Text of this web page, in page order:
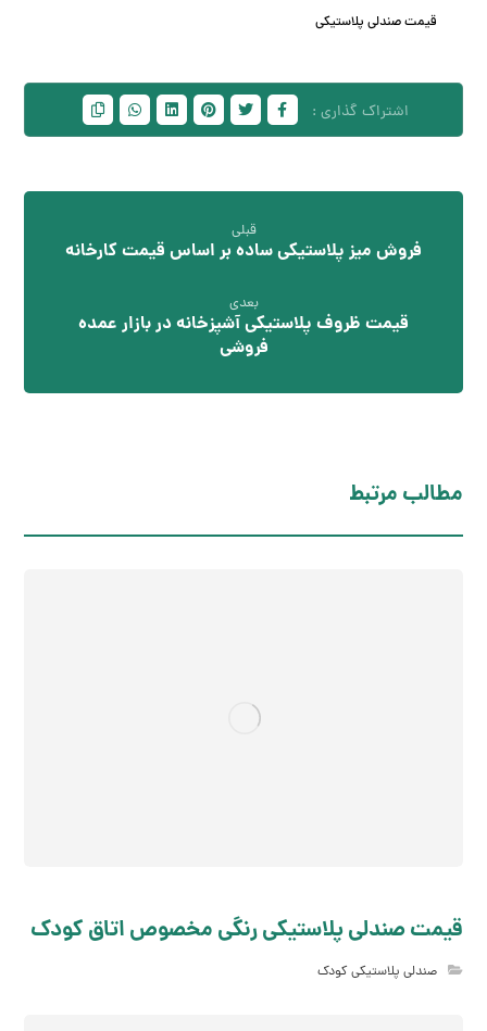
قیمت صندلی پلاستیکی
قبلی
فروش میز پلاستیکی ساده بر اساس قیمت کارخانه
بعدی
قیمت ظروف پلاستیکی آشپزخانه در بازار عمده
فروشی
مطالب مرتبط
قیمت صندلی پلاستیکی رنگی مخصوص اتاق کودک
صندلی پلاستیکی کودک